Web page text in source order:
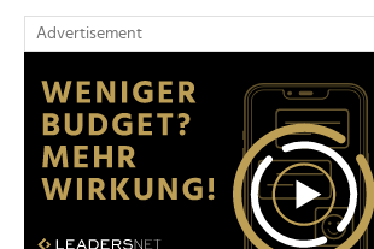
Advertisement